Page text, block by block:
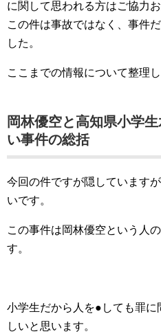
に関して思われる方はご協力
この件は事故ではなく、事件
した。
ここまでの情報について整理し
岡林優空と高知県小学
い事件の総括
今回の件ですが隠しています
いです。
この事件は岡林優空という人
す。
小学生だから人を●しても罪
しいと思います。